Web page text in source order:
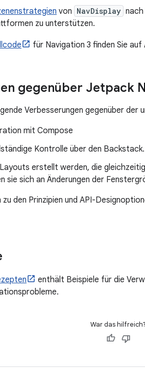
von NavDisplay
zu unterstützen.
für Navigation 3 finden Sie auf
gegenüber Jetpack
Verbesserungen gegenüber der
mit Compose
Kontrolle über den Backstack.
erstellt werden, die
sie sich an Änderungen der
den Prinzipien und API-
enthält Beispiele für die
War das hilfreich?